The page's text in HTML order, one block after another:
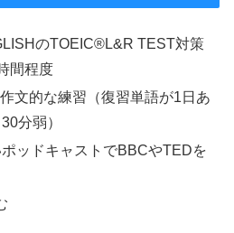
のTOEIC®L&R TEST対策
間程度
文的な練習（復習単語が1日あ
分弱）
ッドキャストでBBCやTEDを